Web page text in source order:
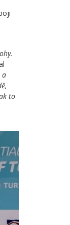
a
to